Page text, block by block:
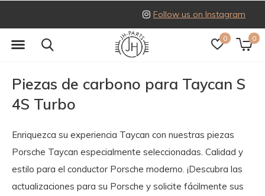
0 0
Follow us on Instagram
Piezas de carbono para Taycan S
4S Turbo
Enriquezca su experiencia Taycan con nuestras piezas
Porsche Taycan especialmente seleccionadas. Calidad y
estilo para el conductor Porsche moderno. ¡Descubra las
actualizaciones para su Porsche y solicite fácilmente sus